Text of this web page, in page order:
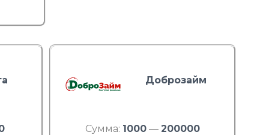
Доброзайм
Сумма: 1000 — 200000